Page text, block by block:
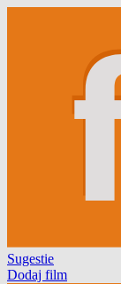
Sugestie
Dodaj film